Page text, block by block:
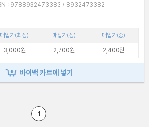
ISBN : 9788932473383 / 8932473382
매입가(최상) 매입가(상)
매입가(중)
3,000원 2,700원 2,400원
바이백 카트에 넣기
1